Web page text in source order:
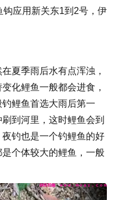
应用新关东1到2号，伊
夏季雨后水有点浑浊，
化鲤鱼一般都会进食，
鲤鱼首选大雨后第一
到河里，这时鲤鱼会到
钓也是一个钓鲤鱼的好
个体较大的鲤鱼，一般